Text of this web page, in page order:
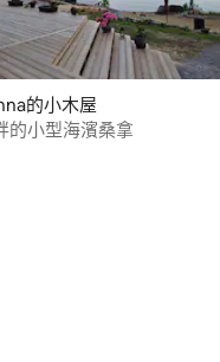
的小木屋
的小型海濱桑拿